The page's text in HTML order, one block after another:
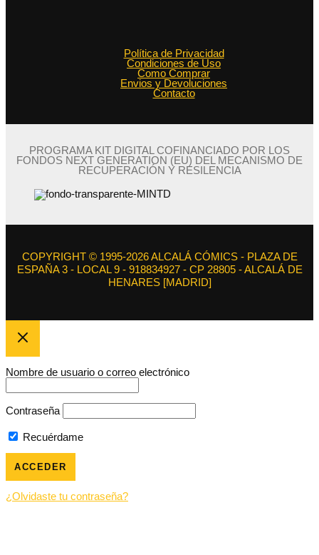
Política de Privacidad
Condiciones de Uso
Como Comprar
Envios y Devoluciones
Contacto
PROGRAMA KIT DIGITAL COFINANCIADO POR LOS
FONDOS NEXT GENERATION (EU) DEL MECANISMO DE
RECUPERACIÓN Y RESILENCIA
COPYRIGHT © 1995-2026 ALCALÁ CÓMICS - PLAZA DE
ESPAÑA 3 - LOCAL 9 - 918834927 - CP 28805 - ALCALÁ DE
HENARES [MADRID]
Nombre de usuario o correo electrónico
Contraseña
Recuérdame
¿Olvidaste tu contraseña?